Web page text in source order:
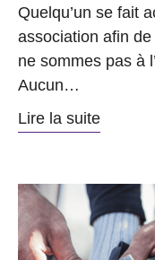
Quelqu’un se fait
association afin
ne sommes pas à
Aucun…
Lire la suite